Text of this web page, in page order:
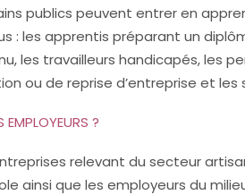
publics peuvent entrer en
: les apprentis préparant un
les travailleurs handicapés, les
ou de reprise d’entreprise et
EMPLOYEURS ?
relevant du secteur
ainsi que les employeurs du